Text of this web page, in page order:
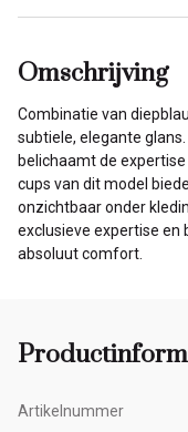
Omschrijving
Combinatie van
subtiele, elegante
belichaamt de
cups van dit model
onzichtbaar onder
exclusieve expertise en
absoluut comfort.
Artikelnummer